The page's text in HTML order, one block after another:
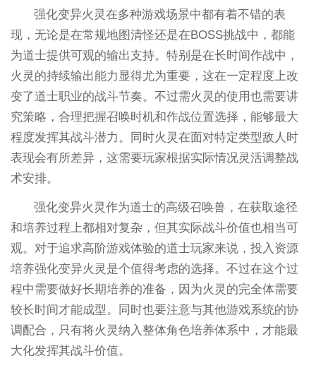
强化变异火灵在多种游戏场景中都有着不错的表
现，无论是在常规地图清怪还是在BOSS挑战中，都能
为道士提供可观的输出支持。特别是在长时间作战中，
火灵的持续输出能力显得尤为重要，这在一定程度上改
变了道士职业的战斗节奏。不过需火灵的使用也需要讲
究策略，合理把握召唤时机和作战位置选择，能够最大
程度发挥其战斗潜力。同时火灵在面对特定类型敌人时
表现会有所差异，这需要玩家根据实际情况灵活调整战
术安排。
强化变异火灵作为道士的高级召唤兽，在获取途径
和培养过程上都相对复杂，但其实际战斗价值也相当可
观。对于追求高阶游戏体验的道士玩家来说，投入资源
培养强化变异火灵是个值得考虑的选择。不过在这个过
程中需要做好长期培养的准备，因为火灵的完全体需要
较长时间才能成型。同时也要注意与其他游戏系统的协
调配合，只有将火灵纳入整体角色培养体系中，才能最
大化发挥其战斗价值。